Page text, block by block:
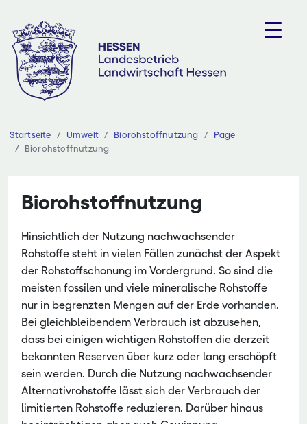
Inhalt
springen
Startseite Umwelt Biorohstoffnutzung
Page
Biorohstoffnutzung
Biorohstoffnutzung
Hinsichtlich der Nutzung nachwachsender
Rohstoffe steht in vielen Fällen zunächst der Aspekt
der Rohstoffschonung im Vordergrund. So sind die
meisten fossilen und viele mineralische Rohstoffe
nur in begrenzten Mengen auf der Erde vorhanden.
Bei gleichbleibendem Verbrauch ist abzusehen,
dass bei einigen wichtigen Rohstoffen die derzeit
bekannten Reserven über kurz oder lang erschöpft
sein werden. Durch die Nutzung nachwachsender
Alternativrohstoffe lässt sich der Verbrauch der
limitierten Rohstoffe reduzieren. Darüber hinaus